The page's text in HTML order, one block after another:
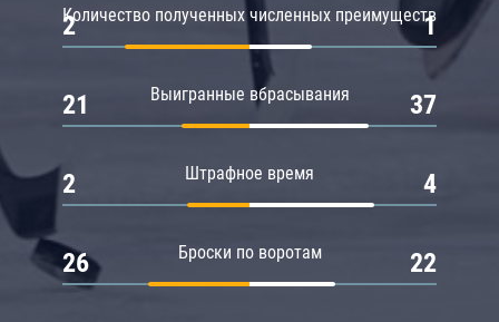
Количество полученных численных преимуществ
2 1
Выигранные вбрасывания
21 37
Штрафное время
2 4
Броски по воротам
26 22